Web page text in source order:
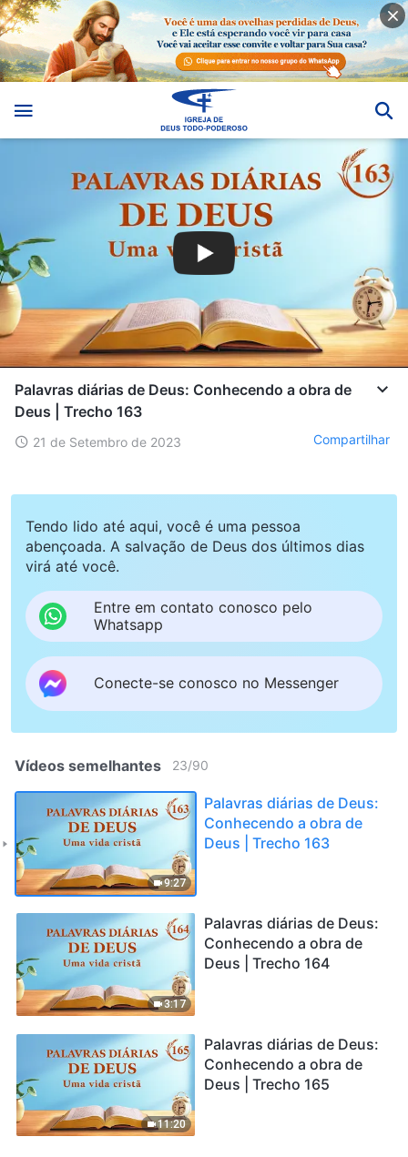
Palavras diárias de Deus: Conhecendo a obra de
Deus | Trecho 163
21 de Setembro de 2023 Compartilhar
Tendo lido até aqui, você é uma pessoa
abençoada. A salvação de Deus dos últimos dias
virá até você.
Entre em contato conosco pelo
Whatsapp
Conecte-se conosco no Messenger
Vídeos semelhantes 23/90
9:27
Palavras diárias de Deus:
Conhecendo a obra de
Deus | Trecho 163
3:17
Palavras diárias de Deus:
Conhecendo a obra de
Deus | Trecho 164
11:20
Palavras diárias de Deus:
Conhecendo a obra de
Deus | Trecho 165